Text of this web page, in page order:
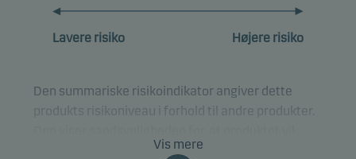
Lavere risiko Højere risiko
Den summariske risikoindikator angiver dette
produkts risikoniveau i forhold til andre produkter.
tabe penge på grund af bevægelser i markedet,
Vis mere